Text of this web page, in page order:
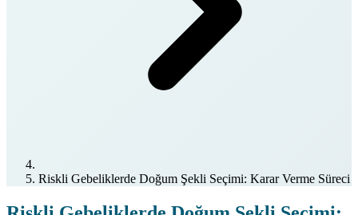
Riskli Gebeliklerde Doğum Şekli Seçimi: Karar Verme Süreci